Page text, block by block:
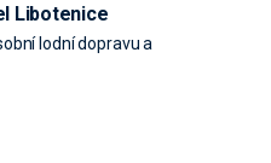
Libotenice
lodní dopravu a